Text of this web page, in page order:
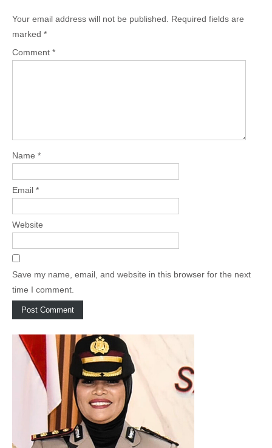
Your email address will not be published.
Required fields are
marked *
Comment *
Name *
Email *
Website
Save my name, email, and website in this browser for the next
time I comment.